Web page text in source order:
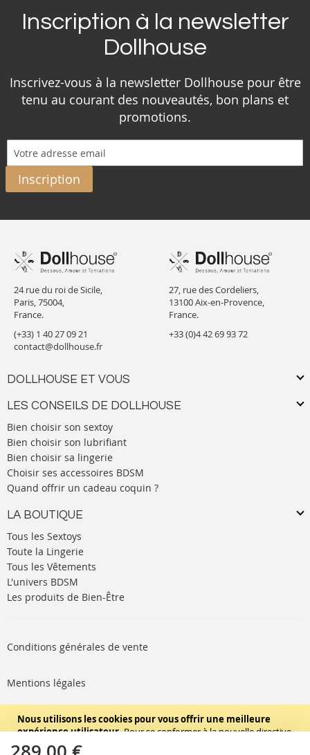
Nous utilisons les cookies pour vous offrir une meilleure
expérience utilisateur.Pour se conformer à la nouvelle directive
concernant la vie privée, nous devons vous demander votre
Inscription à la newsletter
Dollhouse
Inscrivez-vous à la newsletter Dollhouse pour être
tenu au courant des nouveautés, bon plans et
promotions.
Inscription
24 rue du roi de Sicile,
Paris, 75004,
France.
(+33) 1 40 27 09 21
contact@dollhouse.fr
DOLLHOUSE ET VOUS
LES CONSEILS DE DOLLHOUSE
Bien choisir son sextoy
Bien choisir son lubrifiant
Bien choisir sa lingerie
Choisir ses accessoires BDSM
Quand offrir un cadeau coquin ?
LA BOUTIQUE
Tous les Sextoys
Toute la Lingerie
Tous les Vêtements
L'univers BDSM
Les produits de Bien-Être
27, rue des Cordeliers,
13100 Aix-en-Provence,
France.
+33 (0)4 42 69 93 72
Conditions générales de vente
Mentions légales
Politique de cookies